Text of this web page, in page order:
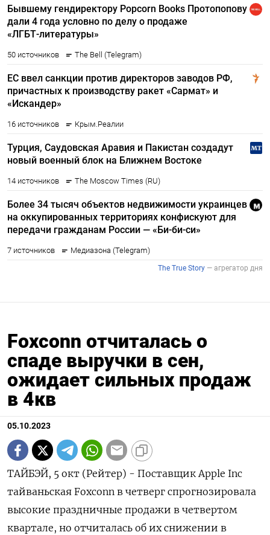
Foxconn отчиталась о
спаде выручки в сен,
ожидает сильных продаж
в 4кв
05.10.2023
ТАЙБЭЙ, 5 окт (Рейтер) - Поставщик Apple Inc
тайваньская Foxconn в четверг спрогнозировала
высокие праздничные продажи в четвертом
квартале, но отчиталась об их снижении в